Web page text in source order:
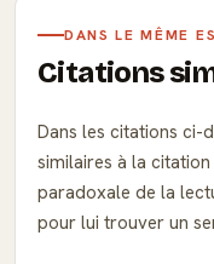
DANS LE MÊME
Citations
Dans les citations ci-
similaires à la
paradoxale de la
pour lui trouver un